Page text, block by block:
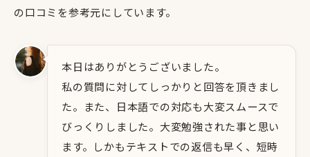
の口コミを参考元にしています。
本日はありがとうございました。
私の質問に対してしっかりと回答を頂きまし
た。また、日本語での対応も大変スムースで
びっくりしました。大変勉強された事と思い
ます。しかもテキストでの返信も早く、短時